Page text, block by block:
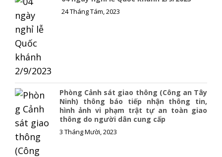
24 Tháng Tám, 2023
Phòng Cảnh sát giao thông (Công an Tây
Ninh) thông báo tiếp nhận thông tin,
hình ảnh vi phạm trật tự an toàn giao
thông do người dân cung cấp
3 Tháng Mười, 2023